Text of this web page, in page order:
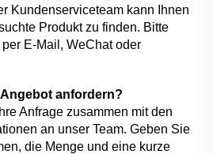
Kundenserviceteam kann Ihnen
Produkt zu finden. Bitte
E-Mail, WeChat oder
anfordern?
Anfrage zusammen mit den
an unser Team. Geben Sie
die Menge und eine kurze